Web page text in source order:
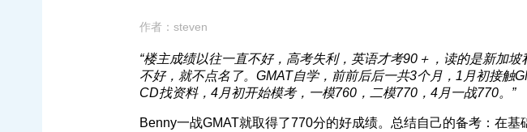
作者： steven
“楼主成绩以往一直不好，高考失利，英语才考90＋，读的是新加
不好，就不点名了。GMAT自学，前前后后一共3个月，1月初接触
CD找资料，4月初开始模考，一模760，二模770，4月一战770。”
Benny一战GMAT就取得了770分的好成绩。总结自己的备考：在基